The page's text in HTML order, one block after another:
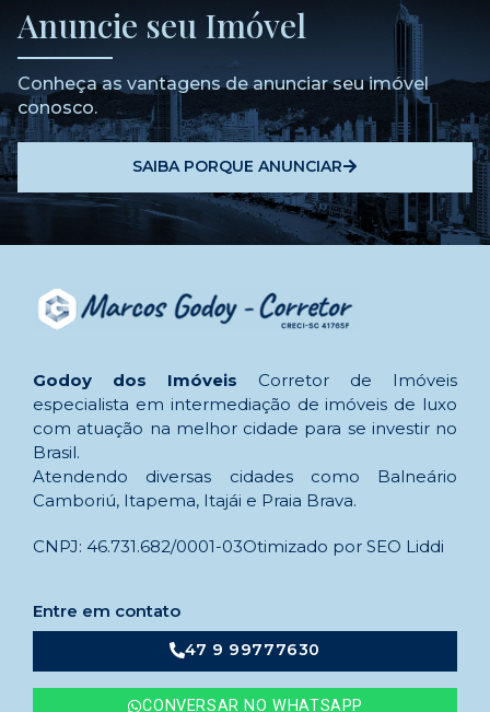
Anuncie seu Imóvel
Conheça as vantagens de anunciar seu imóvel
conosco.
SAIBA PORQUE ANUNCIAR
Godoy dos Imóveis Corretor de Imóveis
especialista em intermediação de imóveis de luxo
com atuação na melhor cidade para se investir no
Brasil.
Atendendo diversas cidades como Balneário
Camboriú, Itapema, Itajái e Praia Brava.
CNPJ: 46.731.682/0001-03Otimizado por SEO Liddi
Entre em contato
47 9 99777630
CONVERSAR NO WHATSAPP